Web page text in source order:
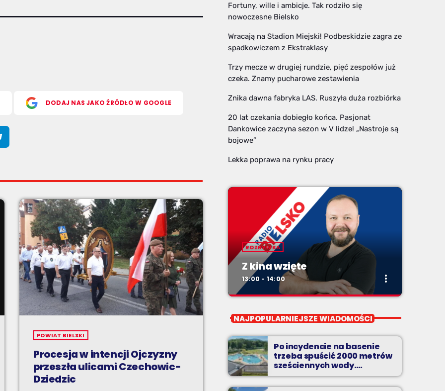
DODAJ NAS JAKO ŹRÓDŁO W GOOGLE
POWIAT BIELSKI
Procesja w intencji Ojczyzny
przeszła ulicami Czechowic-
Dziedzic
Fortuny, wille i ambicje. Tak rodziło się
nowoczesne Bielsko
Wracają na Stadion Miejski! Podbeskidzie zagra ze
spadkowiczem z Ekstraklasy
Trzy mecze w drugiej rundzie, pięć zespołów już
czeka. Znamy pucharowe zestawienia
Znika dawna fabryka LAS. Ruszyła duża rozbiórka
20 lat czekania dobiegło końca. Pasjonat
Dankowice zaczyna sezon w V lidze! „Nastroje są
bojowe”
Lekka poprawa na rynku pracy
ROZRYWKA
Z kina wzięte
13:00 - 14:00 more_vert
Z kina wzięte
Z Kina Wzięte to audycja w której film
występuje roli głównej.
NAJPOPULARNIEJSZE WIADOMOŚCI
Po incydencie na basenie
trzeba spuścić 2000 metrów
sześciennych wody.
„Ogromne koszty i ogromna
praca”